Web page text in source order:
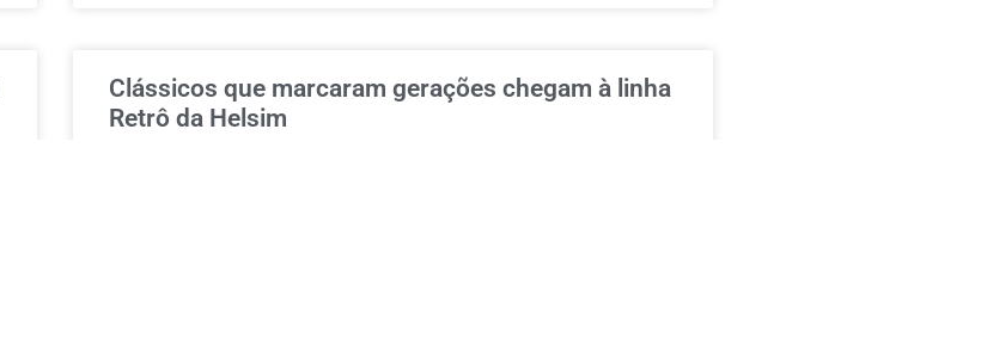
Clássicos que marcaram gerações chegam à linha
Retrô da Helsim